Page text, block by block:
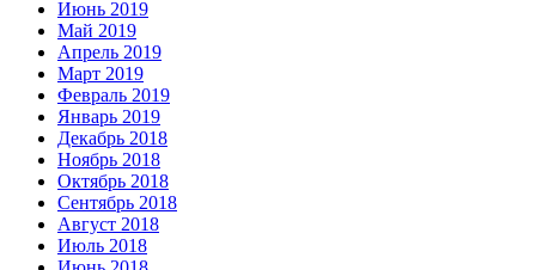
Июнь 2019
Май 2019
Апрель 2019
Март 2019
Февраль 2019
Январь 2019
Декабрь 2018
Ноябрь 2018
Октябрь 2018
Сентябрь 2018
Август 2018
Июль 2018